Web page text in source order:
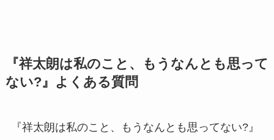
『祥太朗は私のこと、もうなんとも思って
ない?』よくある質問
『祥太朗は私のこと、もうなんとも思ってない?』